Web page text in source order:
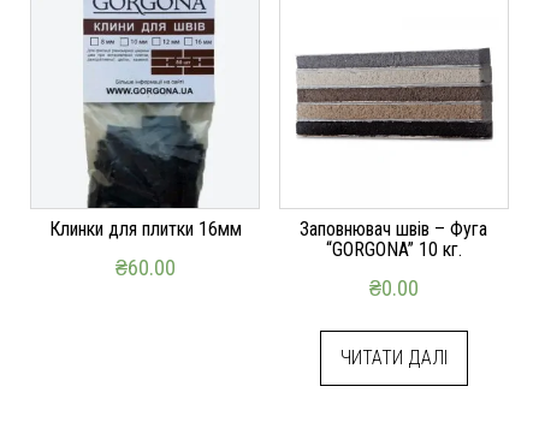
Клинки для плитки 16мм
₴60.00
Заповнювач швів – Фуга
“GORGONA” 10 кг.
₴0.00
ЧИТАТИ ДАЛІ